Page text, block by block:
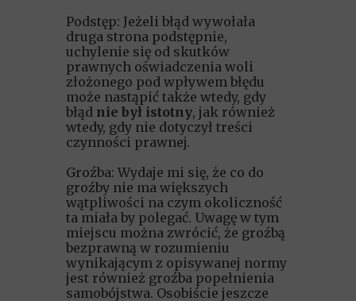
Podstęp: Jeżeli błąd wywołała
druga strona podstępnie,
uchylenie się od skutków
prawnych oświadczenia woli
złożonego pod wpływem błędu
może nastąpić także wtedy, gdy
błąd nie był istotny, jak również
wtedy, gdy nie dotyczył treści
czynności prawnej.
Groźba: Wydaje mi się, że co do
groźby nie ma większych
wątpliwości na czym okoliczność
ta miała by polegać. Uwagę w tym
miejscu można zwrócić, że groźbą
bezprawną w rozumieniu
wynikającym z opisywanej normy
jest również groźba popełnienia
samobójstwa. Osobiście jeszcze